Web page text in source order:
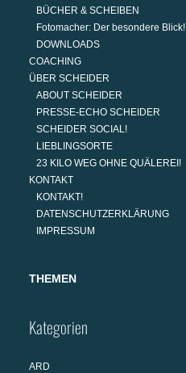
BÜCHER & SCHEIBEN
Fotomacher: Der besondere Blick!
DOWNLOADS
COACHING
ÜBER SCHEIDER
ABOUT SCHEIDER
PRESSE-ECHO SCHEIDER
SCHEIDER SOCIAL!
LIEBLINGSORTE
23 KILO WEG OHNE QUÄLEREI!
KONTAKT
KONTAKT!
DATENSCHUTZERKLÄRUNG
IMPRESSUM
THEMEN
Kategorien
ARD